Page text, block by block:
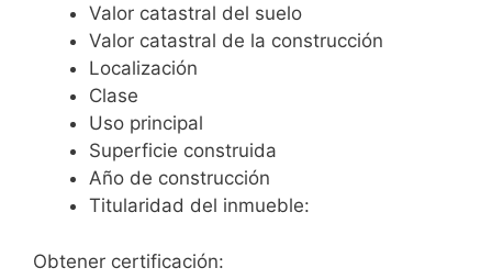
Valor catastral del suelo
Valor catastral de la construcción
Localización
Clase
Uso principal
Superficie construida
Año de construcción
Titularidad del inmueble:
Obtener certificación: